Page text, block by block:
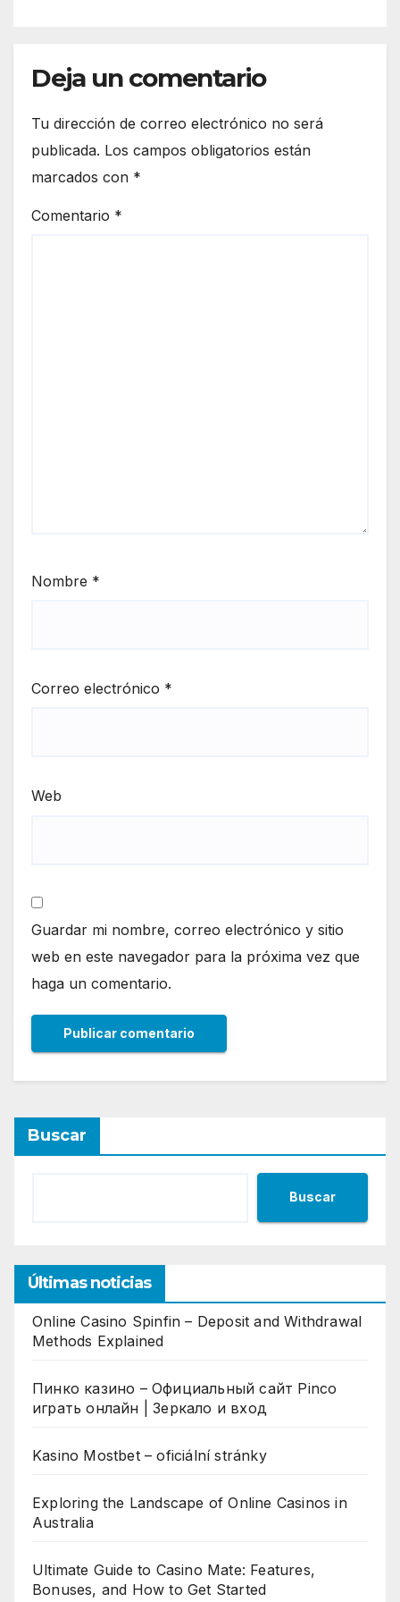
Deja un comentario
Tu dirección de correo electrónico no será
publicada. Los campos obligatorios están
marcados con *
Comentario *
Nombre *
Correo electrónico *
Web
Guardar mi nombre, correo electrónico y sitio
web en este navegador para la próxima vez que
haga un comentario.
Buscar
Buscar
Últimas noticias
Online Casino Spinfin – Deposit and Withdrawal
Methods Explained
Пинко казино – Официальный сайт Pinco
играть онлайн | Зеркало и вход
Kasino Mostbet – oficiální stránky
Exploring the Landscape of Online Casinos in
Australia
Ultimate Guide to Casino Mate: Features,
Bonuses, and How to Get Started